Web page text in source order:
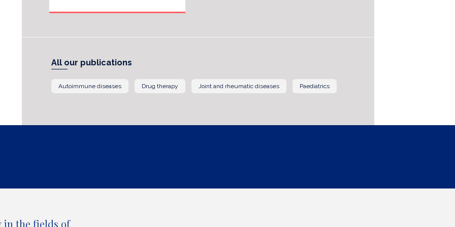
All our publications
Autoimmune diseases Drug therapy Joint and rheumatic diseases Paediatrics
the fields of